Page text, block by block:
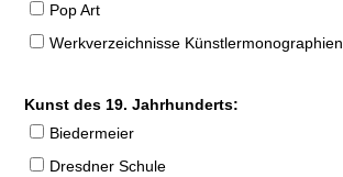
Pop Art
Werkverzeichnisse Künstlermonographien
Kunst des 19. Jahrhunderts:
Biedermeier
Dresdner Schule